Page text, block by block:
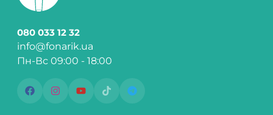
080 033 12 32
info@fonarik.ua
Пн-Вс 09:00 - 18:00